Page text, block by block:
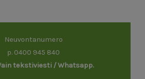
Neuvontanumero
p. 0400 945 840
tekstiviesti / Whatsapp.